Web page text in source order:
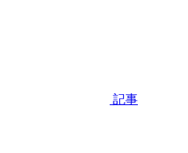
記事